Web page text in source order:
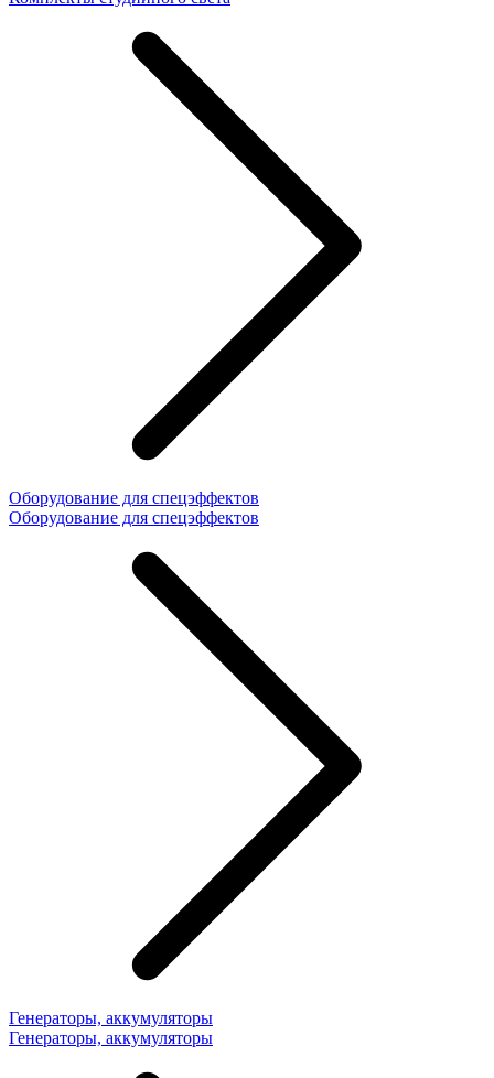
Оборудование для спецэффектов
Оборудование для спецэффектов
Генераторы, аккумуляторы
Генераторы, аккумуляторы